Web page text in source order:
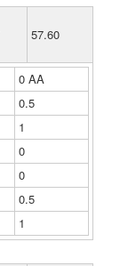
57.60
0 ΑΑ
0.5
1
0
0
0.5
1